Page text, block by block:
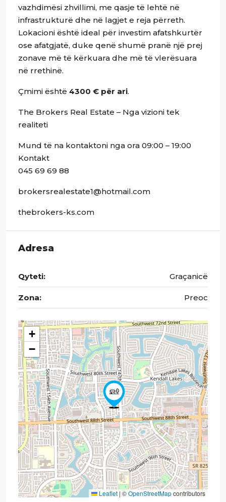
vazhdimësi zhvillimi, me qasje të lehtë në
infrastrukturë dhe në lagjet e reja përreth.
Lokacioni është ideal për investim afatshkurtër
ose afatgjatë, duke qenë shumë pranë një prej
zonave më të kërkuara dhe më të vlerësuara
në rrethinë.
Çmimi është 4300 € për ari.
The Brokers Real Estate – Nga vizioni tek
realiteti
Mund të na kontaktoni nga ora 09:00 – 19:00
Kontakt
045 69 69 88
brokersrealestate1@hotmail.com
thebrokers-ks.com
Adresa
Qyteti: Graçanicë
Zona: Preoc
+
−
Leaflet | ©OpenStreetMapcontributors